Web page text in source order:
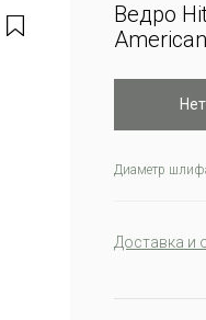
Ведро
Диаметр
Доставка и